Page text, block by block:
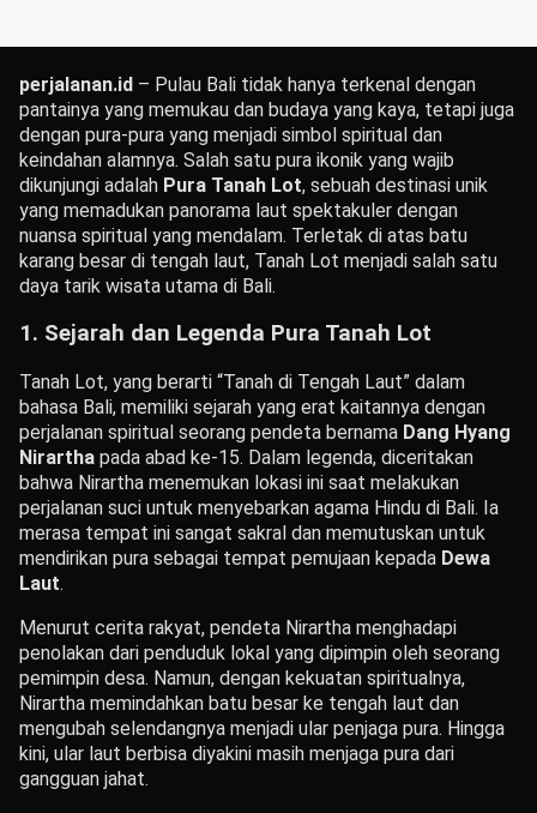
perjalanan.id – Pulau Bali tidak hanya terkenal dengan
pantainya yang memukau dan budaya yang kaya, tetapi juga
dengan pura-pura yang menjadi simbol spiritual dan
keindahan alamnya. Salah satu pura ikonik yang wajib
dikunjungi adalah Pura Tanah Lot, sebuah destinasi unik
yang memadukan panorama laut spektakuler dengan
nuansa spiritual yang mendalam. Terletak di atas batu
karang besar di tengah laut, Tanah Lot menjadi salah satu
daya tarik wisata utama di Bali.
1. Sejarah dan Legenda Pura Tanah Lot
Tanah Lot, yang berarti “Tanah di Tengah Laut” dalam
bahasa Bali, memiliki sejarah yang erat kaitannya dengan
perjalanan spiritual seorang pendeta bernama Dang Hyang
Nirartha pada abad ke-15. Dalam legenda, diceritakan
bahwa Nirartha menemukan lokasi ini saat melakukan
perjalanan suci untuk menyebarkan agama Hindu di Bali. Ia
merasa tempat ini sangat sakral dan memutuskan untuk
mendirikan pura sebagai tempat pemujaan kepada Dewa
Laut.
Menurut cerita rakyat, pendeta Nirartha menghadapi
penolakan dari penduduk lokal yang dipimpin oleh seorang
pemimpin desa. Namun, dengan kekuatan spiritualnya,
Nirartha memindahkan batu besar ke tengah laut dan
mengubah selendangnya menjadi ular penjaga pura. Hingga
kini, ular laut berbisa diyakini masih menjaga pura dari
gangguan jahat.